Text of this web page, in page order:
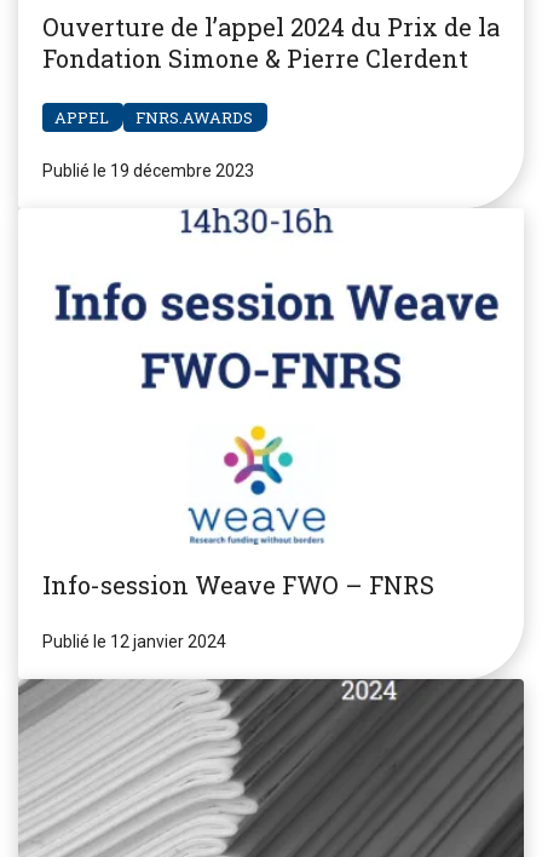
Ouverture de l’appel 2024 du Prix de la
Fondation Simone & Pierre Clerdent
APPEL FNRS.AWARDS
Publié le 19 décembre 2023
Info-session Weave FWO – FNRS
Publié le 12 janvier 2024